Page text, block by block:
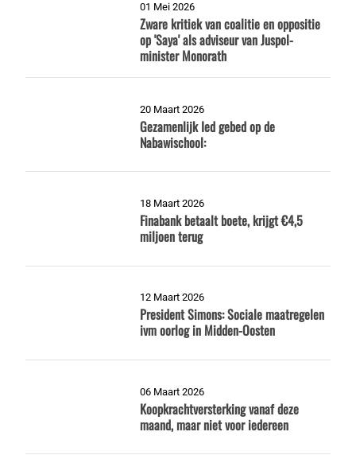
01 Mei 2026
Zware kritiek van coalitie en oppositie
op 'Saya' als adviseur van Juspol-
minister Monorath
20 Maart 2026
Gezamenlijk Ied gebed op de
Nabawischool:
18 Maart 2026
Finabank betaalt boete, krijgt €4,5
miljoen terug
12 Maart 2026
President Simons: Sociale maatregelen
ivm oorlog in Midden-Oosten
06 Maart 2026
Koopkrachtversterking vanaf deze
maand, maar niet voor iedereen